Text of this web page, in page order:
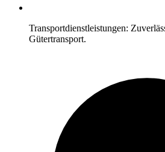
Transportdienstleistungen:
Gütertransport.